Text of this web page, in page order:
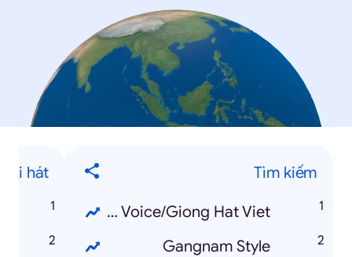
Tìm kiếm
The Voice/Giong Hat Viet
Gangnam Style
Bài hát